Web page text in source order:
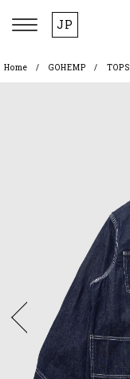
JP
Home GOHEMP TOPS